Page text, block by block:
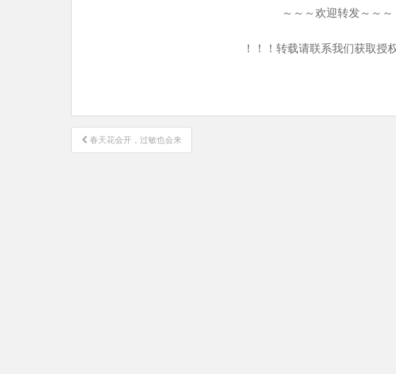
～～～欢迎转发～～～
！！！转载请联系我们获取授
文
章
春天花会开，过敏也会来